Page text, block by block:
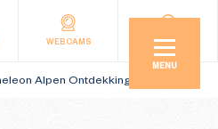
MENU
WEBCAMS LIGGING
Alpen Ontdekkingsreiziger